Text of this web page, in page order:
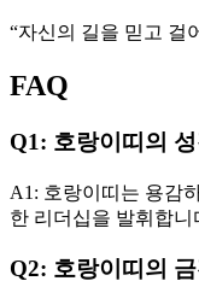
“자신의 길을 믿고 걸
FAQ
Q1: 호랑이띠의
A1: 호랑이띠는 용감
한 리더십을 발휘합니
Q2: 호랑이띠의